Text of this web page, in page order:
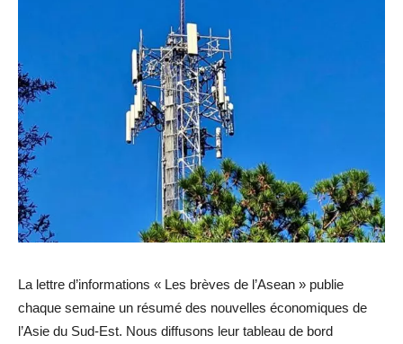
La lettre d’informations « Les brèves de l’Asean » publie
chaque semaine un résumé des nouvelles économiques de
l’Asie du Sud-Est. Nous diffusons leur tableau de bord